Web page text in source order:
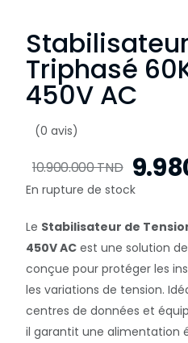
Triphasé
450V AC
(0 avis)
10.900.000 TND
En rupture de stock
Le Stabilisateur de
450V AC est une solution
conçue pour protéger les
les variations de tension.
centres de données et
il garantit une alimentation